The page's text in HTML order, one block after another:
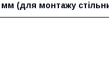
(для монтажу